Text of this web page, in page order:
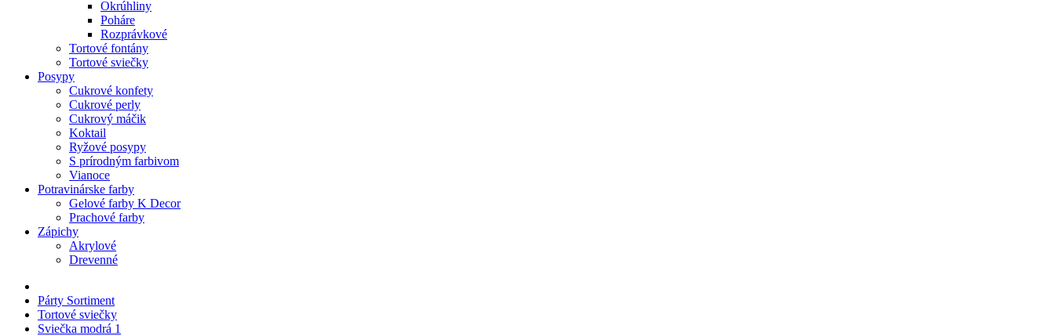
Okrúhliny
Poháre
Rozprávkové
Tortové fontány
Tortové sviečky
Posypy
Cukrové konfety
Cukrové perly
Cukrový máčik
Koktail
Ryžové posypy
S prírodným farbivom
Vianoce
Potravinárske farby
Gelové farby K Decor
Prachové farby
Zápichy
Akrylové
Drevenné
Párty Sortiment
Tortové sviečky
Sviečka modrá 1